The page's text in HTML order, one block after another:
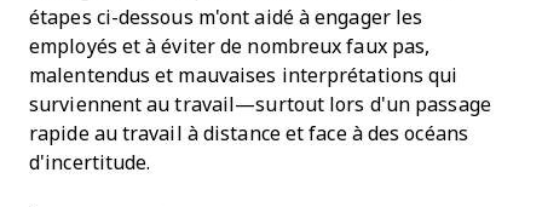
étapes ci-dessous m'ont aidé à engager les
employés et à éviter de nombreux faux pas,
malentendus et mauvaises interprétations qui
surviennent au travail—surtout lors d'un passage
rapide au travail à distance et face à des océans
d'incertitude.